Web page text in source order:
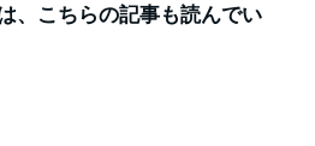
、こちらの記事も読んでい